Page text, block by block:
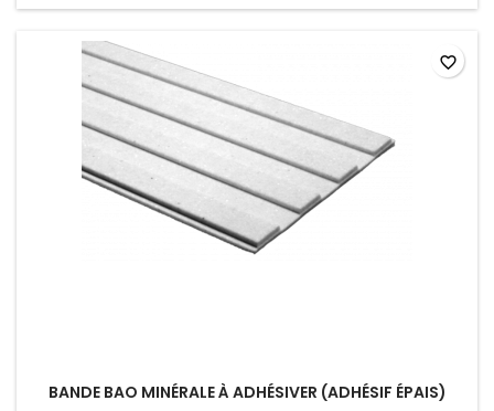
BANDE BAO MINÉRALE À ADHÉSIVER (ADHÉSIF ÉPAIS)
favorite_border